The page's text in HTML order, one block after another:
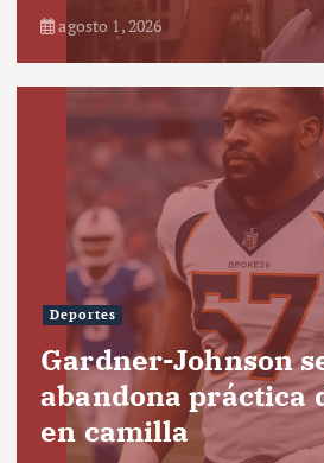
agosto 1, 2026
Deportes
Gardner-Johnson
abandona práctica
en camilla